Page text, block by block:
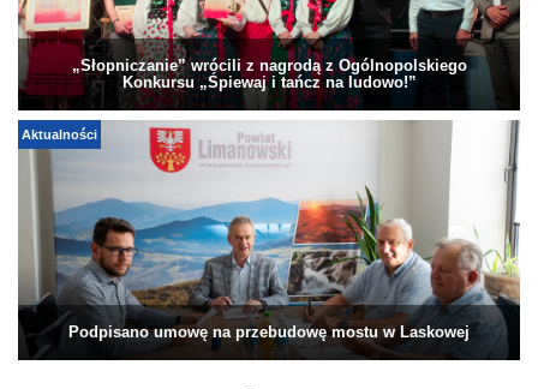
„Słopniczanie” wrócili z nagrodą z Ogólnopolskiego
Konkursu „Śpiewaj i tańcz na ludowo!”
Aktualności
Podpisano umowę na przebudowę mostu w Laskowej